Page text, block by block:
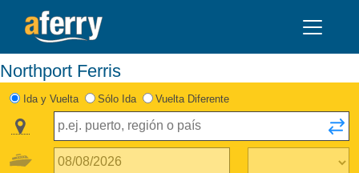
Northport Ferris
Ida y Vuelta Sólo Ida Vuelta Diferente